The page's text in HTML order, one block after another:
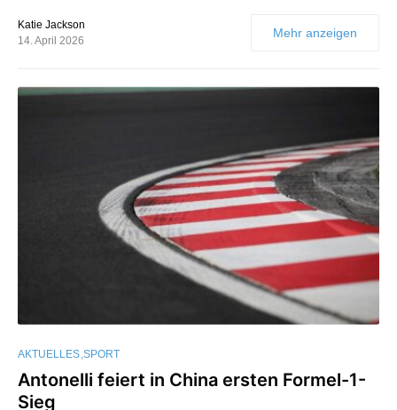
Katie Jackson
14. April 2026
Mehr anzeigen
AKTUELLES SPORT
Antonelli feiert in China ersten Formel-1-
Sieg